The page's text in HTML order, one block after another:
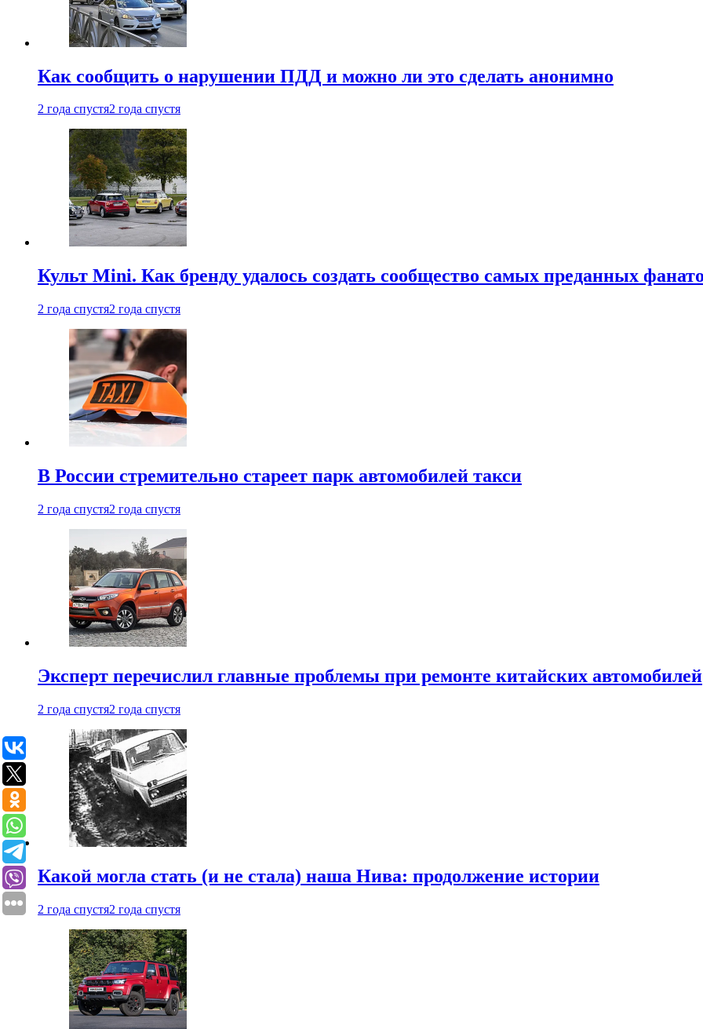
Как сообщить о нарушении ПДД и можно ли это сделать анонимно
2 года спустя2 года спустя
Культ Mini. Как бренду удалось создать сообщество самых преданных
2 года спустя2 года спустя
В России стремительно стареет парк автомобилей такси
2 года спустя2 года спустя
Эксперт перечислил главные проблемы при ремонте китайских автомобилей
2 года спустя2 года спустя
Какой могла стать (и не стала) наша Нива: продолжение истории
2 года спустя2 года спустя